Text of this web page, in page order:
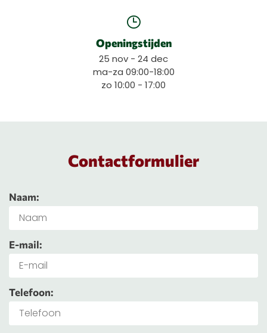
Openingstijden
25 nov - 24 dec
ma-za 09:00-18:00
zo 10:00 - 17:00
Contactformulier
Naam:
E-mail:
Telefoon: